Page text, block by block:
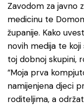
Zavodom za javno
medicinu te
županije. Kako
novih medija te koji
toj dobnoj skupini,
“Moja prva
namijenjena djeci
roditeljima, a